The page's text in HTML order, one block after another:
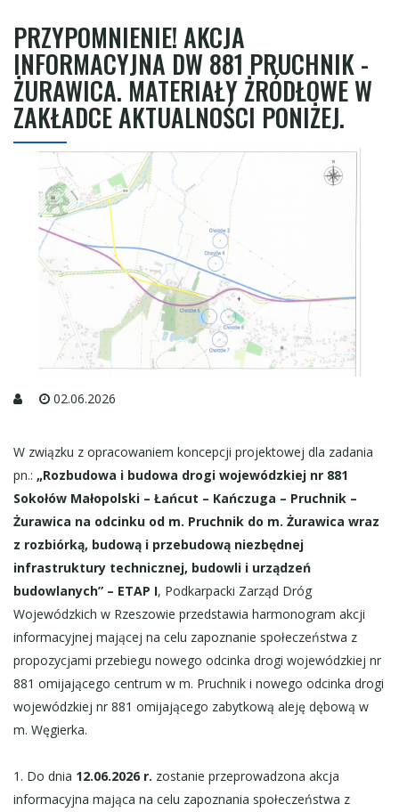
PRZYPOMNIENIE! AKCJA
INFORMACYJNA DW 881 PRUCHNIK -
ŻURAWICA. MATERIAŁY ŻRÓDŁOWE W
ZAKŁADCE AKTUALNOŚCI PONIŻEJ.
02.06.2026
W związku z opracowaniem koncepcji projektowej dla zadania
pn.: „Rozbudowa i budowa drogi wojewódzkiej nr 881
Sokołów Małopolski – Łańcut – Kańczuga – Pruchnik –
Żurawica na odcinku od m. Pruchnik do m. Żurawica wraz
z rozbiórką, budową i przebudową niezbędnej
infrastruktury technicznej, budowli i urządzeń
budowlanych” – ETAP I, Podkarpacki Zarząd Dróg
Wojewódzkich w Rzeszowie przedstawia harmonogram akcji
informacyjnej mającej na celu zapoznanie społeczeństwa z
propozycjami przebiegu nowego odcinka drogi wojewódzkiej nr
881 omijającego centrum w m. Pruchnik i nowego odcinka drogi
wojewódzkiej nr 881 omijającego zabytkową aleję dębową w
m. Węgierka.
1. Do dnia 12.06.2026 r. zostanie przeprowadzona akcja
informacyjna mająca na celu zapoznania społeczeństwa z